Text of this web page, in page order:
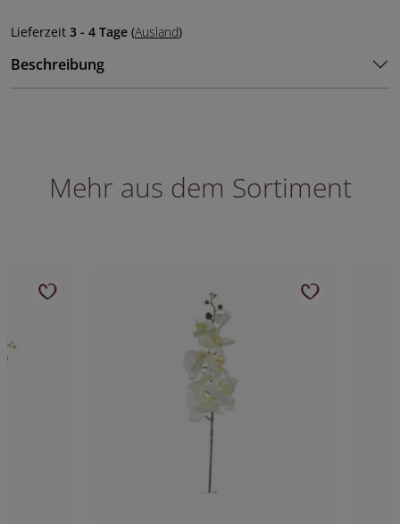
Lieferzeit 3 - 4 Tage (Ausland)
Beschreibung
Mehr aus dem Sortiment